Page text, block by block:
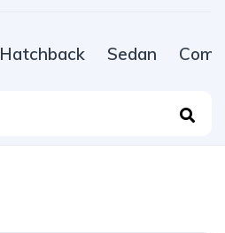
Hatchback Sedan